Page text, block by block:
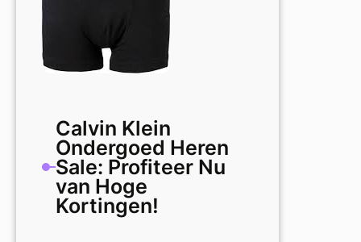
Calvin Klein
Ondergoed Heren
Sale: Profiteer Nu
van Hoge
Kortingen!